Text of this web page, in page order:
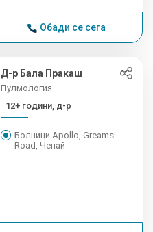
Обади се сега
Д-р Бала Пракаш
Пулмология
12+ години, д-р
Болници Apollo, Greams
Road, Ченай